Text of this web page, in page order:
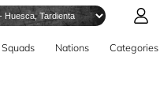
Squads Nations Categories